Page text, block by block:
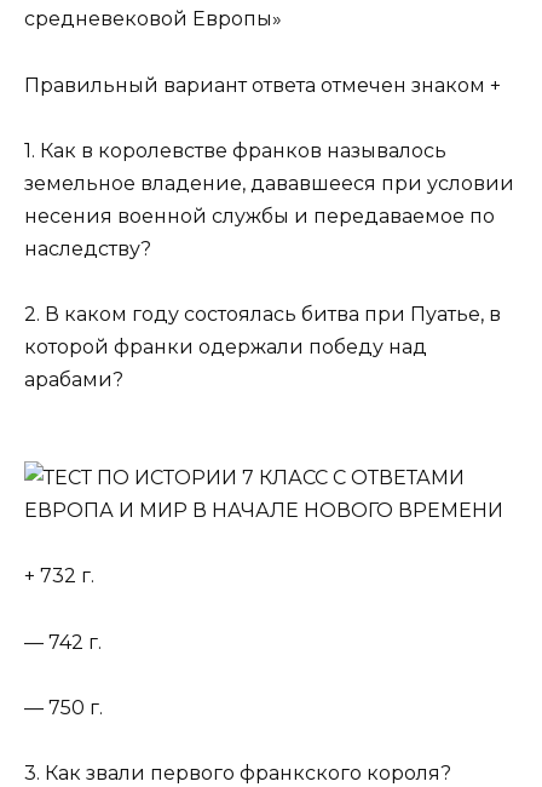
средневековой Европы»
Правильный вариант ответа отмечен знаком +
1. Как в королевстве франков называлось
земельное владение, дававшееся при условии
несения военной службы и передаваемое по
наследству?
2. В каком году состоялась битва при Пуатье, в
которой франки одержали победу над
арабами?
+ 732 г.
— 742 г.
— 750 г.
3. Как звали первого франкского короля?